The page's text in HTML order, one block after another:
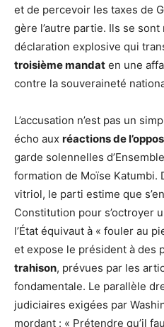
et de percevoir les taxes de
gère l’autre partie. Ils se sont
déclaration explosive qui
troisième mandat en une
contre la souveraineté
L’accusation n’est pas un
écho aux réactions de
garde solennelles
formation de Moïse Katumbi.
vitriol, le parti estime que
Constitution pour s’octroyer
l’État équivaut à « fouler au
et expose le président à des
trahison, prévues par les
fondamentale. Le parallèle
judiciaires exigées par
mordant : « Prétendre qu’il